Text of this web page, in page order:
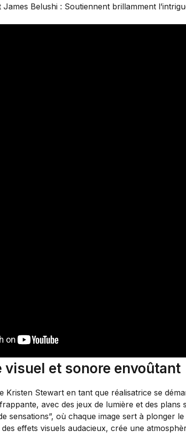
Belushi : Soutiennent brillamment
visuel et sonore envoûtant
Kristen Stewart en tant que réalisatrice se
avec des jeux de lumière et des plans
sensations”, où chaque image sert à plonger
effets visuels audacieux, crée une